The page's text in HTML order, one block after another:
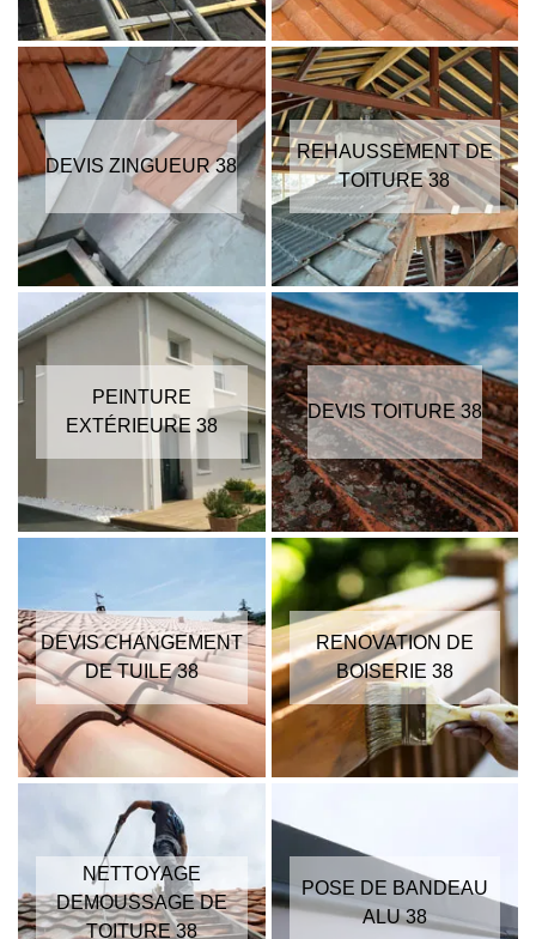
DEVIS ZINGUEUR 38
REHAUSSEMENT DE
TOITURE 38
PEINTURE
EXTÉRIEURE 38
DEVIS TOITURE 38
DEVIS CHANGEMENT
DE TUILE 38
RENOVATION DE
BOISERIE 38
NETTOYAGE
DEMOUSSAGE DE
TOITURE 38
POSE DE BANDEAU
ALU 38